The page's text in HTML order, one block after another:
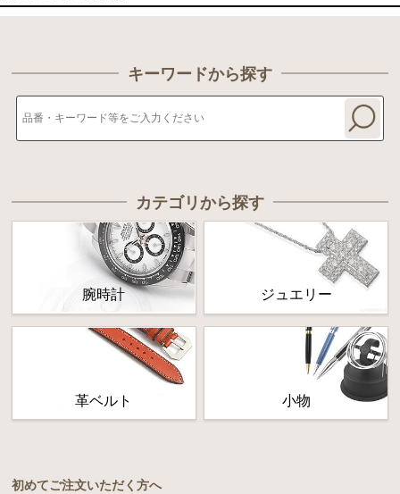
キーワードから探す
カテゴリから探す
腕時計 ジュエリー
革ベルト 小物
初めてご注文いただく方へ